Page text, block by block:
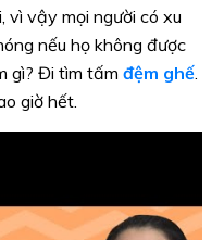
vì vậy mọi người có xu
nếu họ không được
gì? Đi tìm tấm đệm ghế.
giờ hết.